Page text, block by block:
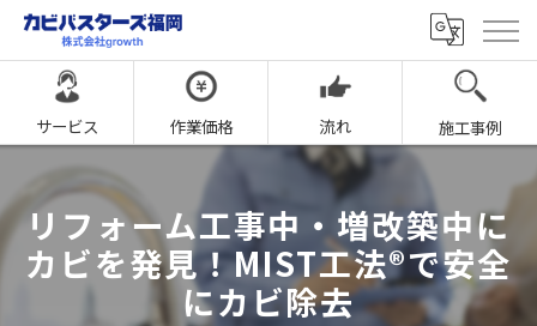
サービス 作業価格 流れ 施工事例
リフォーム工事中・増改築中に
カビを発見！MIST工法®で安全
にカビ除去